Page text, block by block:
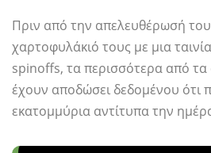
Πριν από την απελευθέρωσή
χαρτοφυλάκιό τους με μια
spinoffs, τα περισσότερα από τα
έχουν αποδώσει δεδομένου ότι
εκατομμύρια αντίτυπα την